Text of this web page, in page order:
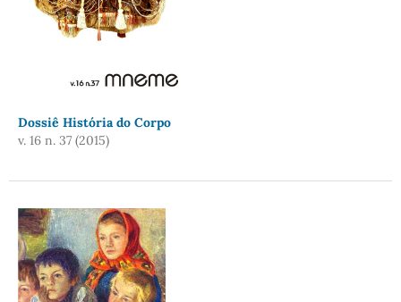
Dossiê História do Corpo
v. 16 n. 37 (2015)